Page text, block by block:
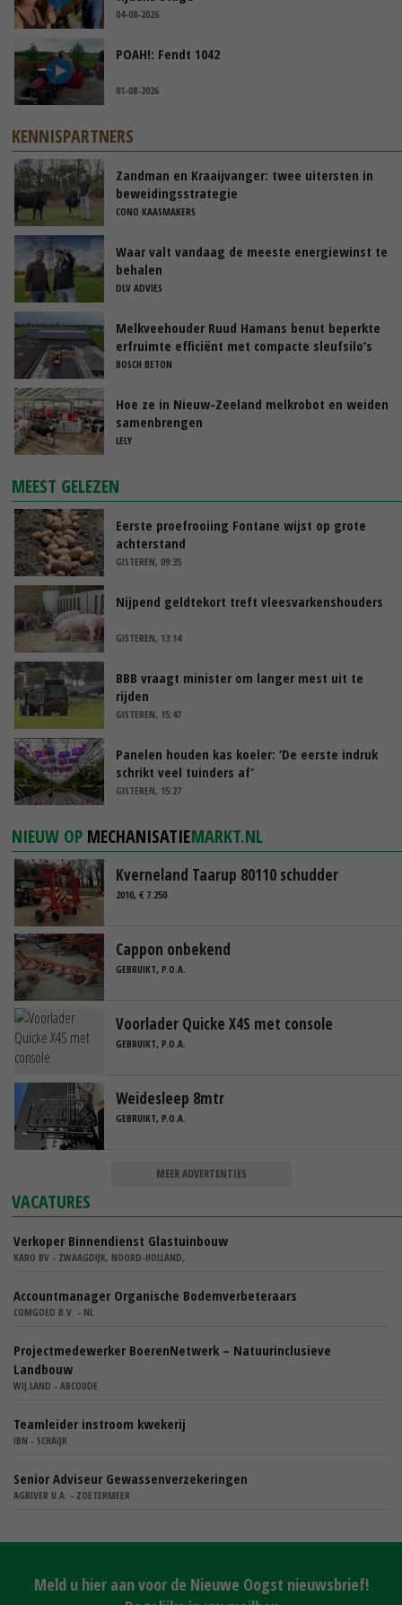
04-08-2026
POAH!: Fendt 1042
01-08-2026
KENNISPARTNERS
Zandman en Kraaijvanger: twee uitersten in
beweidingsstrategie
CONO KAASMAKERS
Waar valt vandaag de meeste energiewinst te
behalen
DLV ADVIES
Melkveehouder Ruud Hamans benut beperkte
erfruimte efficiënt met compacte sleufsilo’s
BOSCH BETON
Hoe ze in Nieuw-Zeeland melkrobot en weiden
samenbrengen
LELY
MEEST GELEZEN
Eerste proefrooiing Fontane wijst op grote
achterstand
GISTEREN, 09:35
Nijpend geldtekort treft vleesvarkenshouders
GISTEREN, 13:14
BBB vraagt minister om langer mest uit te
rijden
GISTEREN, 15:47
Panelen houden kas koeler: ‘De eerste indruk
schrikt veel tuinders af’
GISTEREN, 15:27
NIEUW OP MECHANISATIEMARKT.NL
Kverneland Taarup 80110 schudder
2010, € 7.250
Cappon onbekend
GEBRUIKT, P.O.A.
Voorlader Quicke X4S met console
GEBRUIKT, P.O.A.
Weidesleep 8mtr
GEBRUIKT, P.O.A.
MEER ADVERTENTIES
VACATURES
Verkoper Binnendienst Glastuinbouw
KARO BV - ZWAAGDIJK, NOORD-HOLLAND,
Accountmanager Organische Bodemverbeteraars
COMGOED B.V. - NL
Projectmedewerker BoerenNetwerk – Natuurinclusieve
Landbouw
WIJ.LAND - ABCOUDE
Teamleider instroom kwekerij
IBN - SCHAIJK
Senior Adviseur Gewassenverzekeringen
AGRIVER U.A. - ZOETERMEER
Meld u hier aan voor de Nieuwe Oogst nieuwsbrief!